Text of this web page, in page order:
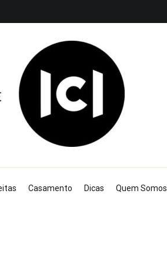
Casamento Dicas Quem Somos